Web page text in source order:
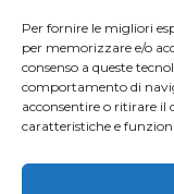
Per fornire le migliori
per memorizzare e/o
consenso a queste
comportamento di
acconsentire o ritirare il
caratteristiche e funzioni.